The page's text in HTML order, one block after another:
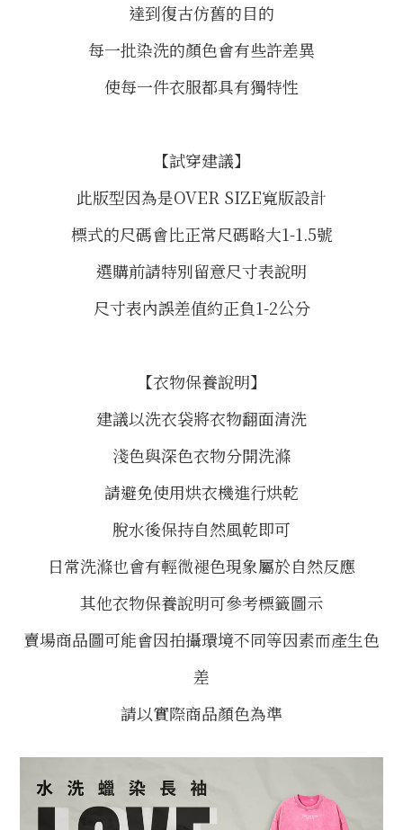
達到復古仿舊的目的
每一批染洗的顏色會有些許差異
使每一件衣服都具有獨特性
【試穿建議】
此版型因為是OVER SIZE寬版設計
標式的尺碼會比正常尺碼略大1-1.5號
選購前請特別留意尺寸表說明
尺寸表內誤差值約正負1-2公分
【衣物保養說明】
建議以洗衣袋將衣物翻面清洗
淺色與深色衣物分開洗滌
請避免使用烘衣機進行烘乾
脫水後保持自然風乾即可
日常洗滌也會有輕微褪色現象屬於自然反應
其他衣物保養說明可參考標籤圖示
賣場商品圖可能會因拍攝環境不同等因素而產生色
差
請以實際商品顏色為準